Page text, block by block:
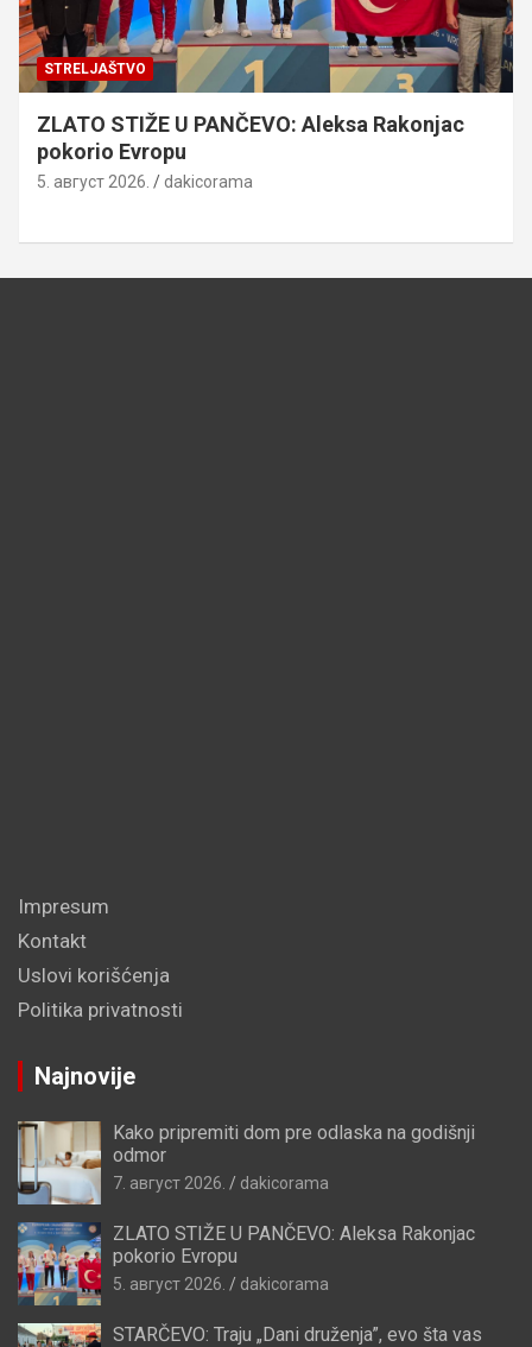
STRELJAŠTVO
ZLATO STIŽE U PANČEVO: Aleksa Rakonjac
pokorio Evropu
5. август 2026. dakicorama
Impresum
Kontakt
Uslovi korišćenja
Politika privatnosti
Najnovije
Kako pripremiti dom pre odlaska na godišnji
odmor
7. август 2026. dakicorama
ZLATO STIŽE U PANČEVO: Aleksa Rakonjac
pokorio Evropu
5. август 2026. dakicorama
STARČEVO: Traju „Dani druženja”, evo šta vas